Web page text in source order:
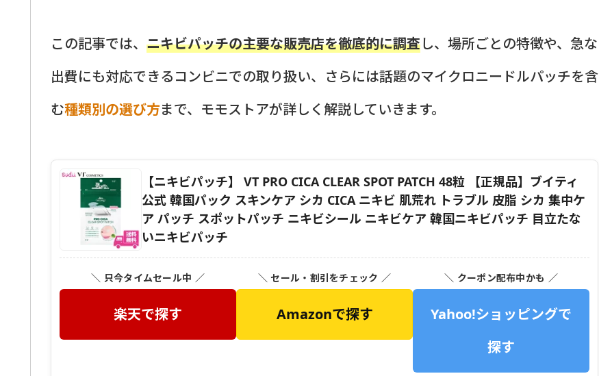
この記事では、 ニキビパッチの主要な販売店を徹底的に調査し、場所ごとの特徴や、急な
出費にも対応できるコンビニでの取り扱い、さらには話題のマイクロニードルパッチを含
む種類別の選び方まで、モモストアが詳しく解説していきます。
【ニキビパッチ】 VT PRO CICA CLEAR SPOT PATCH 48粒 【正規品】ブイティ
公式 韓国パック スキンケア シカ CICA ニキビ 肌荒れ トラブル 皮脂 シカ 集中ケ
ア パッチ スポットパッチ ニキビシール ニキビケア 韓国ニキビパッチ 目立たな
いニキビパッチ
＼ 只今タイムセール中 ／
楽天で探す
＼ セール・割引をチェック ／
Amazonで探す
＼ クーポン配布中かも ／
Yahoo!ショッピングで
探す